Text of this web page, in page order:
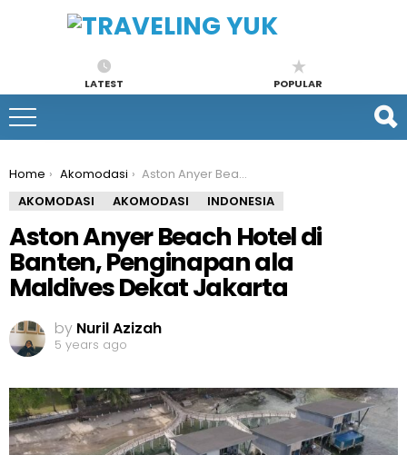
LATEST POPULAR
You are here:
Home Akomodasi
Aston Anyer Beach Hotel di Banten, Penginapan ala Maldives Dekat Jakarta
AKOMODASI
AKOMODASI INDONESIA
Aston Anyer Beach Hotel di
Banten, Penginapan ala
Maldives Dekat Jakarta
by Nuril Azizah
5 years ago